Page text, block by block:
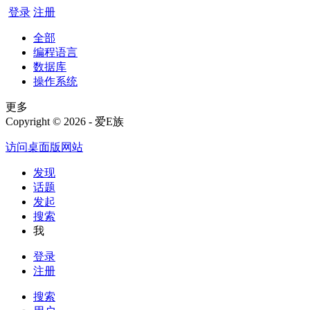
登录 注册
全部
编程语言
数据库
操作系统
更多
Copyright © 2026 - 爱E族
访问桌面版网站
发现
话题
发起
搜索
我
登录
注册
搜索